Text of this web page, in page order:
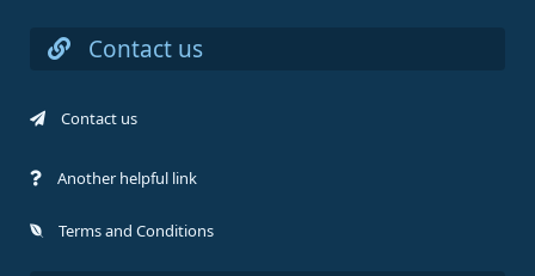
Contact us
Contact us
Another helpful link
Terms and Conditions